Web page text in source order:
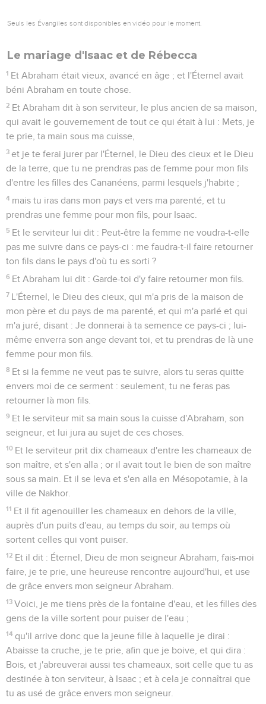
Seuls les Évangiles sont disponibles en vidéo pour le moment.
Le mariage d'Isaac et de Rébecca
1 Et Abraham était vieux, avancé en âge ; et l'Éternel avait
béni Abraham en toute chose.
2 Et Abraham dit à son serviteur, le plus ancien de sa maison,
qui avait le gouvernement de tout ce qui était à lui : Mets, je
te prie, ta main sous ma cuisse,
3 et je te ferai jurer par l'Éternel, le Dieu des cieux et le Dieu
de la terre, que tu ne prendras pas de femme pour mon fils
d'entre les filles des Cananéens, parmi lesquels j'habite ;
4 mais tu iras dans mon pays et vers ma parenté, et tu
prendras une femme pour mon fils, pour Isaac.
5 Et le serviteur lui dit : Peut-être la femme ne voudra-t-elle
pas me suivre dans ce pays-ci : me faudra-t-il faire retourner
ton fils dans le pays d'où tu es sorti ?
6 Et Abraham lui dit : Garde-toi d'y faire retourner mon fils.
7 L'Éternel, le Dieu des cieux, qui m'a pris de la maison de
mon père et du pays de ma parenté, et qui m'a parlé et qui
m'a juré, disant : Je donnerai à ta semence ce pays-ci ; lui-
même enverra son ange devant toi, et tu prendras de là une
femme pour mon fils.
8 Et si la femme ne veut pas te suivre, alors tu seras quitte
envers moi de ce serment : seulement, tu ne feras pas
retourner là mon fils.
9 Et le serviteur mit sa main sous la cuisse d'Abraham, son
seigneur, et lui jura au sujet de ces choses.
10 Et le serviteur prit dix chameaux d'entre les chameaux de
son maître, et s'en alla ; or il avait tout le bien de son maître
sous sa main. Et il se leva et s'en alla en Mésopotamie, à la
ville de Nakhor.
11 Et il fit agenouiller les chameaux en dehors de la ville,
auprès d'un puits d'eau, au temps du soir, au temps où
sortent celles qui vont puiser.
12 Et il dit : Éternel, Dieu de mon seigneur Abraham, fais-moi
faire, je te prie, une heureuse rencontre aujourd'hui, et use
de grâce envers mon seigneur Abraham.
13 Voici, je me tiens près de la fontaine d'eau, et les filles des
gens de la ville sortent pour puiser de l'eau ;
14 qu'il arrive donc que la jeune fille à laquelle je dirai :
Abaisse ta cruche, je te prie, afin que je boive, et qui dira :
Bois, et j'abreuverai aussi tes chameaux, soit celle que tu as
destinée à ton serviteur, à Isaac ; et à cela je connaîtrai que
tu as usé de grâce envers mon seigneur.